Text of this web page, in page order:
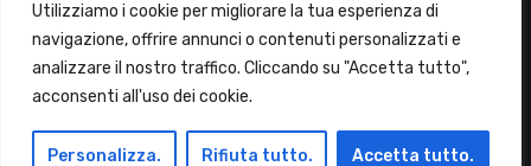
Utilizziamo i cookie per migliorare la tua esperienza di
navigazione, offrire annunci o contenuti personalizzati e
analizzare il nostro traffico. Cliccando su "Accetta tutto",
acconsenti all'uso dei cookie.
Personalizza. Rifiuta tutto. Accetta tutto.
Migliori Lavatrici